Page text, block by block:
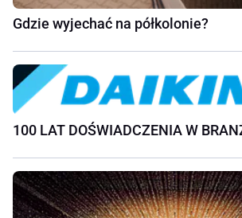
Gdzie wyjechać na półkolonie?
100 LAT DOŚWIADCZENIA W